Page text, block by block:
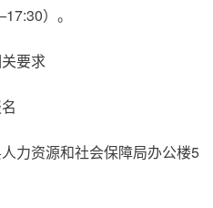
）。
要求
人力资源和社会保障局办公楼5